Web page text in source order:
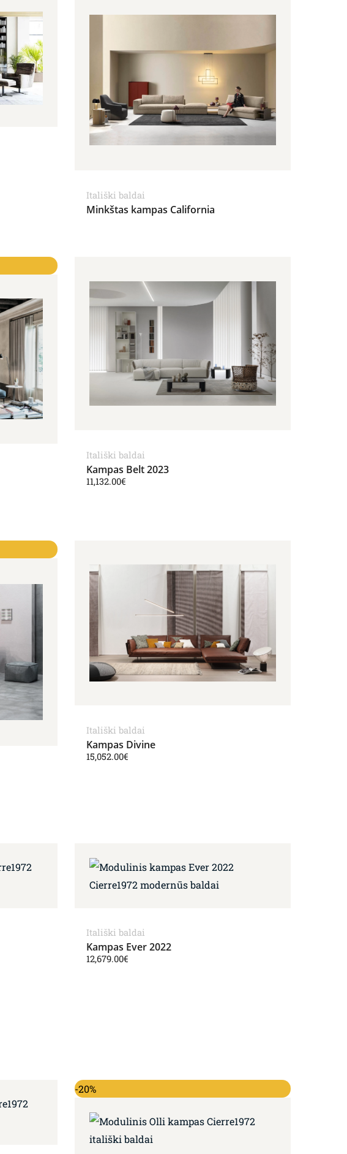
Itališki baldai
Minkštas kampas California
9,965.00€.
Itališki baldai
Kampas Belt 2023
11,132.00€
Itališki baldai
Kampas Divine
15,052.00€
Itališki baldai
Kampas Ever 2022
12,679.00€
-20% Current price is: 11,990.00€.